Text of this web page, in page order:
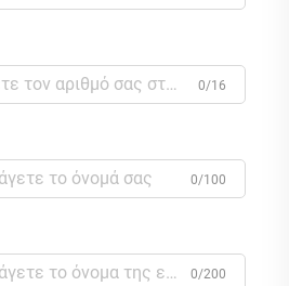
0/16
0/100
0/200